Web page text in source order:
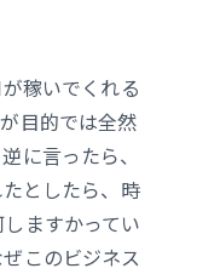
稼いでくれる
目的では全然
に言ったら、
としたら、時
ますかってい
このビジネス